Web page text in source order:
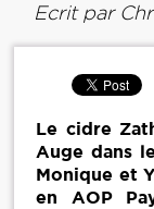
Ecrit par
Le cidre
Auge dans
Monique et
en AOP